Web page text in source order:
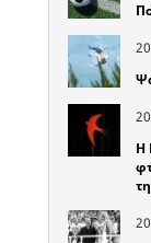
Η